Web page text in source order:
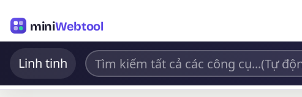
miniWebtool
Linh tinh